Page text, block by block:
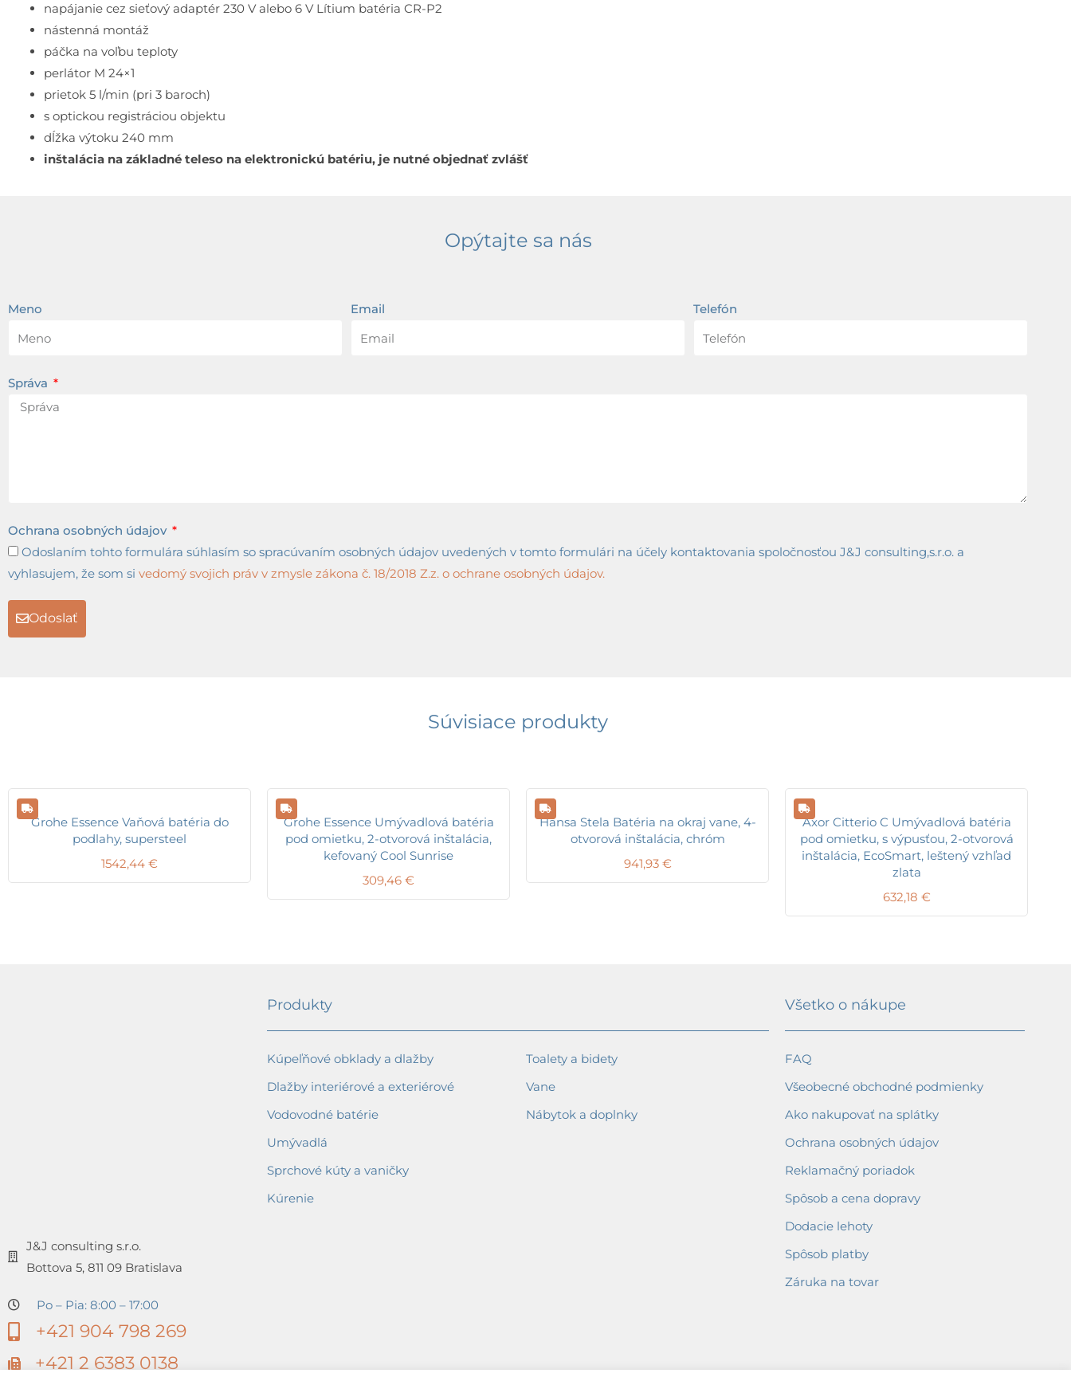
napájanie cez sieťový adaptér 230 V alebo 6 V Lítium batéria CR-P2
nástenná montáž
páčka na voľbu teploty
perlátor M 24×1
prietok 5 l/min (pri 3 baroch)
s optickou registráciou objektu
dĺžka výtoku 240 mm
inštalácia na základné teleso na elektronickú batériu, je nutné objednať zvlášť
Opýtajte sa nás
Meno Email Telefón
Správa
Ochrana osobných údajov
Odoslaním tohto formulára súhlasím so spracúvaním osobných údajov uvedených v tomto formulári na účely kontaktovania spoločnosťou J&J consulting,s.r.o. a
vyhlasujem, že som si vedomý svojich práv v zmysle zákona č. 18/2018 Z.z. o ochrane osobných údajov.
Odoslať
Súvisiace produkty
Grohe Essence Vaňová batéria do
podlahy, supersteel
1542,44 €
Grohe Essence Umývadlová batéria
pod omietku, 2-otvorová inštalácia,
kefovaný Cool Sunrise
309,46 €
Hansa Stela Batéria na okraj vane, 4-
otvorová inštalácia, chróm
941,93 €
Axor Citterio C Umývadlová batéria
pod omietku, s výpusťou, 2-otvorová
inštalácia, EcoSmart, leštený vzhľad
zlata
632,18 €
J&J consulting s.r.o.
Bottova 5, 811 09 Bratislava
Po – Pia: 8:00 – 17:00
+421 904 798 269
+421 2 6383 0138
Produkty
Kúpeľňové obklady a dlažby
Dlažby interiérové a exteriérové
Vodovodné batérie
Umývadlá
Sprchové kúty a vaničky
Kúrenie
Toalety a bidety
Vane
Nábytok a doplnky
Všetko o nákupe
FAQ
Všeobecné obchodné podmienky
Ako nakupovať na splátky
Ochrana osobných údajov
Reklamačný poriadok
Spôsob a cena dopravy
Dodacie lehoty
Spôsob platby
Záruka na tovar